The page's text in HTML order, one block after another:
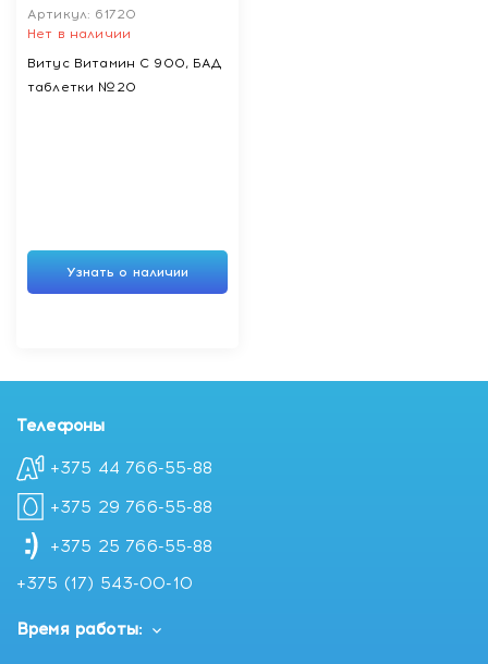
Артикул: 61720
Нет в наличии
Витус Витамин С 900, БАД
таблетки №20
Узнать о наличии
Телефоны
+375 44 766-55-88
+375 29 766-55-88
+375 25 766-55-88
+375 (17) 543-00-10
Время работы: